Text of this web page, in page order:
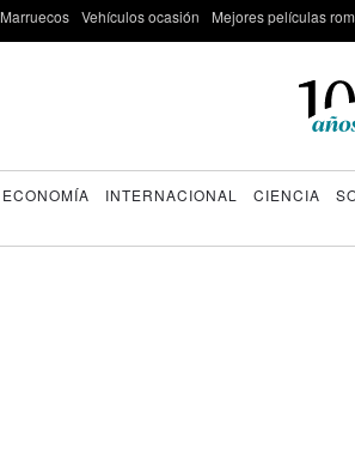
Marruecos Vehículos ocasión Mejores películas
ECONOMÍA INTERNACIONAL CIENCIA